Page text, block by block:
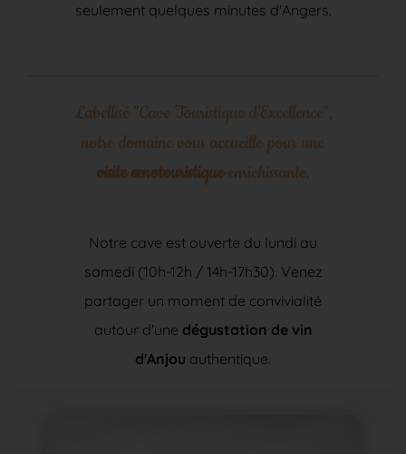
seulement quelques minutes d'Angers.
Labellisé "Cave Touristique d’Excellence",
notre domaine vous accueille pour une
visite œnotouristiqueenrichissante.
Notre cave est ouverte du lundi au
samedi (10h-12h / 14h-17h30). Venez
partager un moment de convivialité
autour d'une dégustation de vin
d'Anjou authentique.